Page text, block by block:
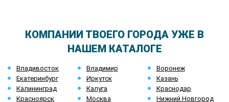
КОМПАНИИ ТВОЕГО ГОРОДА УЖЕ В
НАШЕМ КАТАЛОГЕ
Владивосток Владимир
Воронеж
Екатеринбург
Иркутск
Казань
Калининград
Калуга
Краснодар
Красноярск
Москва Нижний Новгород